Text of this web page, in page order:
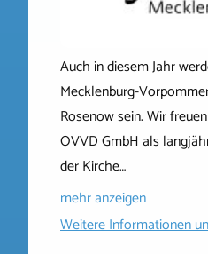
Auch in diesem Jahr
Mecklenburg-
Rosenow sein. Wir
OVVD GmbH als
der Kirche…
mehr anzeigen
Weitere Informationen